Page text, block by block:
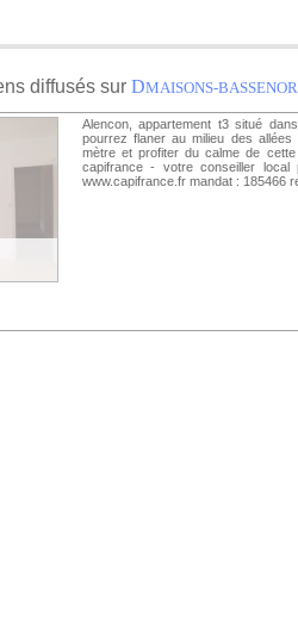
diffusés sur DMAISONS-
Alencon, appartement t3 situé
pourrez flaner au milieu des
mètre et profiter du calme de
capifrance - votre conseiller
www.capifrance.fr mandat : 185466